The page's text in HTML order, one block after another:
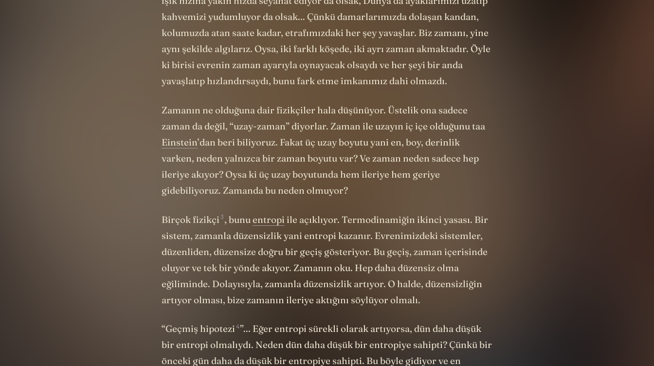
ışık hızına yakın hızda seyahat ediyor da olsak, Dünya’da ayaklarımızı uzatıp
kahvemizi yudumluyor da olsak... Çünkü damarlarımızda dolaşan kandan,
kolumuzda atan saate kadar, etrafımızdaki her şey yavaşlar. Biz zamanı, yine
aynı şekilde algılarız. Oysa, iki farklı köşede, iki ayrı zaman akmaktadır. Öyle
ki birisi evrenin zaman ayarıyla oynayacak olsaydı ve her şeyi bir anda
yavaşlatıp hızlandırsaydı, bunu fark etme imkanımız dahi olmazdı.
Zamanın ne olduğuna dair fizikçiler hala düşünüyor. Üstelik ona sadece
zaman da değil, “uzay-zaman” diyorlar. Zaman ile uzayın iç içe olduğunu taa
Einstein ’dan beri biliyoruz.
Fakat üç uzay boyutu yani en, boy, derinlik
varken, neden yalnızca bir zaman boyutu var? Ve zaman neden sadece hep
ileriye akıyor? Oysa ki üç uzay boyutunda hem ileriye hem geriye
gidebiliyoruz. Zamanda bu neden olmuyor?
Birçok fizikçi , bunu entropi ile açıklıyor. Termodinamiğin ikinci yasası. Bir
sistem, zamanla düzensizlik yani entropi kazanır. Evrenimizdeki sistemler,
düzenliden, düzensize doğru bir geçiş gösteriyor. Bu geçiş, zaman içerisinde
oluyor ve tek bir yönde akıyor. Zamanın oku. Hep daha düzensiz olma
eğiliminde. Dolayısıyla, zamanla düzensizlik artıyor. O halde, düzensizliğin
artıyor olması, bize zamanın ileriye aktığını söylüyor olmalı.
Geçmiş hipotezi
”... Eğer entropi sürekli olarak artıyorsa, dün daha düşük
bir entropi olmalıydı. Neden dün daha düşük bir entropiye sahipti? Çünkü bir